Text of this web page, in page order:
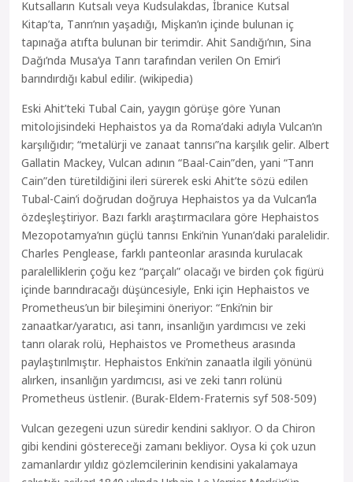
Kutsalların Kutsalı veya Kudsulakdas, İbranice Kutsal
Kitap’ta, Tanrı’nın yaşadığı, Mişkan’ın içinde bulunan iç
tapınağa atıfta bulunan bir terimdir. Ahit Sandığı’nın, Sina
Dağı’nda Musa’ya Tanrı tarafından verilen On Emir’i
barındırdığı kabul edilir. (wikipedia)
Eski Ahit’teki Tubal Cain, yaygın görüşe göre Yunan
mitolojisindeki Hephaistos ya da Roma’daki adıyla Vulcan’ın
karşılığıdır; “metalürji ve zanaat tanrısı”na karşılık gelir. Albert
Gallatin Mackey, Vulcan adının “Baal-Cain”den, yani “Tanrı
Cain”den türetildiğini ileri sürerek eski Ahit’te sözü edilen
Tubal-Cain’i doğrudan doğruya Hephaistos ya da Vulcan’la
özdeşleştiriyor. Bazı farklı araştırmacılara göre Hephaistos
Mezopotamya’nın güçlü tanrısı Enki’nin Yunan’daki paralelidir.
Charles Penglease, farklı panteonlar arasında kurulacak
paralelliklerin çoğu kez “parçalı” olacağı ve birden çok figürü
içinde barındıracağı düşüncesiyle, Enki için Hephaistos ve
Prometheus’un bir bileşimini öneriyor: “Enki’nin bir
zanaatkar/yaratıcı, asi tanrı, insanlığın yardımcısı ve zeki
tanrı olarak rolü, Hephaistos ve Prometheus arasında
paylaştırılmıştır. Hephaistos Enki’nin zanaatla ilgili yönünü
alırken, insanlığın yardımcısı, asi ve zeki tanrı rolünü
Prometheus üstlenir. (Burak-Eldem-Fraternis syf 508-509)
Vulcan gezegeni uzun süredir kendini saklıyor. O da Chiron
gibi kendini göstereceği zamanı bekliyor. Oysa ki çok uzun
zamanlardır yıldız gözlemcilerinin kendisini yakalamaya